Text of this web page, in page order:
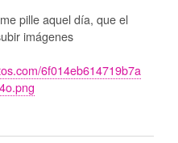
pille aquel día, que el
imágenes
6f014eb614719b7a